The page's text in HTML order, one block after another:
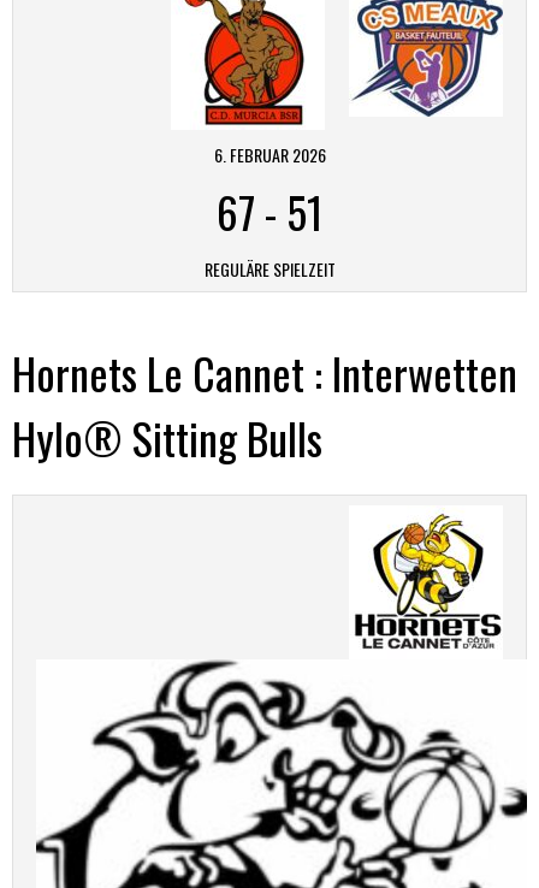
6. FEBRUAR 2026
67- 51
REGULÄRE SPIELZEIT
Hornets Le Cannet : Interwetten
Hylo® Sitting Bulls